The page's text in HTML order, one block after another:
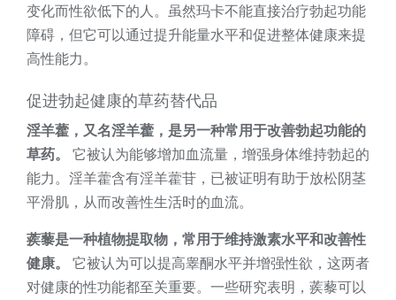
变化而性欲低下的人。虽然玛卡不能直接治疗勃起功能
障碍，但它可以通过提升能量水平和促进整体健康来提
高性能力。
促进勃起健康的草药替代品
淫羊藿，又名淫羊藿，是另一种常用于改善勃起功能的
草药。
它被认为能够增加血流量，增强身体维持勃起的
能力。淫羊藿含有淫羊藿苷，已被证明有助于放松阴茎
平滑肌，从而改善性生活时的血流。
蒺藜是一种植物提取物，常用于维持激素水平和改善性
健康。
它被认为可以提高睾酮水平并增强性欲，这两者
对健康的性功能都至关重要。一些研究表明，蒺藜可以